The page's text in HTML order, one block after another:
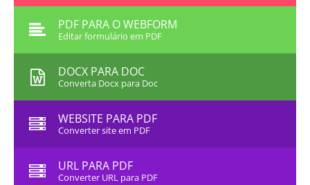
PDF PARA O WEBFORM
Editar formulário em PDF
DOCX PARA DOC
Converta Docx para Doc
WEBSITE PARA PDF
Converter site em PDF
URL PARA PDF
Converter URL para PDF